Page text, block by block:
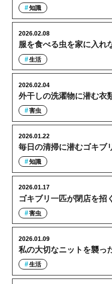
知識
服を食べる虫を家に入れ
2026.02.08
生活
外干しの洗濯物に潜む衣
2026.02.04
害虫
毎日の清掃に潜むゴキブ
2026.01.22
知識
ゴキブリ一匹が閉店を招
2026.01.17
害虫
私の大切なニットを襲っ
2026.01.09
生活